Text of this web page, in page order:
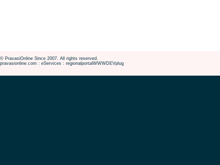
© PravasiOnline Since 2007. All rights reserved.
pravasionline.com : eServices : regionalportalWWWDEVplug